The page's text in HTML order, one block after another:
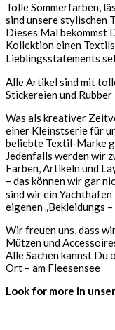
Tolle Sommerfarben,
sind unsere stylischen
Dieses Mal bekommst
Kollektion einen
Lieblingsstatements
Alle Artikel sind mit
Stickereien und
Was als kreativer
einer Kleinstserie für
beliebte Textil-Marke
Jedenfalls werden wir
Farben, Artikeln und
– das können wir gar
sind wir ein
eigenen „Bekleidungs
Wir freuen uns, dass
Mützen und
Alle Sachen kannst Du
Ort – am Fleesensee
Look for more in